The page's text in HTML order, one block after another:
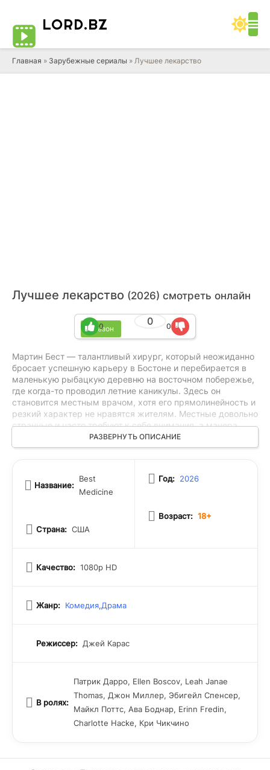
LORD.BZ
Главная » Зарубежные сериалы » Лучшее лекарство
Лучшее лекарство (2026) смотреть онлайн
1 сезон
0
0 0
Мартин Бест — талантливый хирург, который неожиданно
бросает успешную карьеру в Бостоне и перебирается в
маленькую рыбацкую деревню на восточном побережье,
где когда-то проводил летние каникулы. Здесь он
становится местным врачом, хотя его прямолинейность и
резкий характер не нравятся жителям. Местные довольно
странные и часто требуют к себе внимания, а манера
Мартина общаться только отталкивает их. Несмотря на то
что у деревни нет другого доктора, он быстро
РАЗВЕРНУТЬ ОПИСАНИЕ
Название:
Best
Medicine
Страна: США
Год: 2026
Возраст: 18+
Качество: 1080p HD
Жанр: Комедия,Драма
Режиссер: Джей Карас
В ролях:
Патрик Дарро, Ellen Boscov, Leah Janae
Thomas, Джон Миллер, Эбигейл Спенсер,
Майкл Поттс, Ава Боднар, Erinn Fredin,
Charlotte Hacke, Кри Чикчино